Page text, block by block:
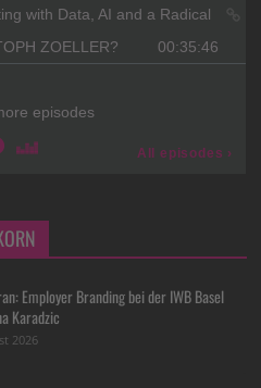
Employer Branding bei der IWB Basel
Karadzic
2026